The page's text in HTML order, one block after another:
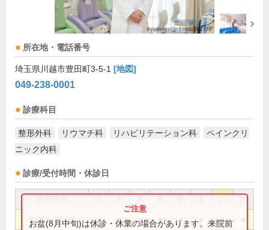
所在地・電話番号
埼玉県川越市豊田町3-5-1 [地図]
049-238-0001
診療科目
整形外科 リウマチ科 リハビリテーション科
ペインクリ
ニック内科
診療/受付時間・休診日
祝
9:00～12:30 ● ● ● ● ● ●
お盆(8月中旬)は休診・休業の場合があります。来院前